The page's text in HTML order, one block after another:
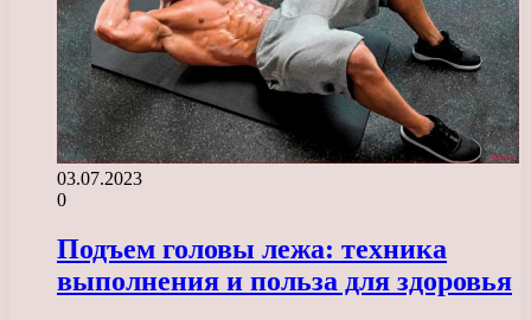
03.07.2023
0
Подъем головы лежа: техника
выполнения и польза для здоровья